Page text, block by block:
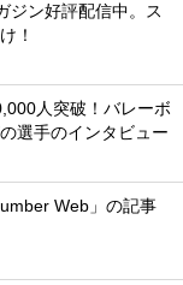
ジン好評配信中。ス
！
人突破！バレーボ
選手のインタビュー
Web」の記事